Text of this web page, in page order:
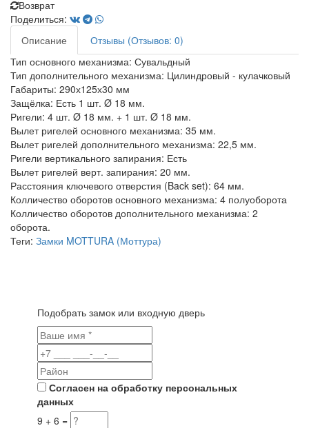
Возврат
Поделиться:
Описание
Отзывы (Отзывов: 0)
Тип основного механизма: Сувальдный
Тип дополнительного механизма: Цилиндровый - кулачковый
Габариты: 290х125х30 мм
Защёлка: Есть 1 шт. Ø 18 мм.
Ригели: 4 шт. Ø 18 мм. + 1 шт. Ø 18 мм.
Вылет ригелей основного механизма: 35 мм.
Вылет ригелей дополнительного механизма: 22,5 мм.
Ригели вертикального запирания: Есть
Вылет ригелей верт. запирания: 20 мм.
Расстояния ключевого отверстия (Back set): 64 мм.
Колличество оборотов основного механизма: 4 полуоборота
Колличество оборотов дополнительного механизма: 2
оборота.
Теги: Замки MOTTURA (Моттура)
Подобрать замок или входную дверь
Согласен на обработку персональных
данных
9 + 6 =